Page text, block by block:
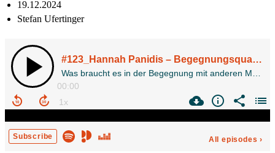
19.12.2024
Stefan Ufertinger